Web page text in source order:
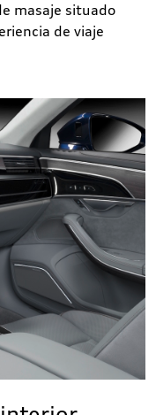
masaje situado
de viaje